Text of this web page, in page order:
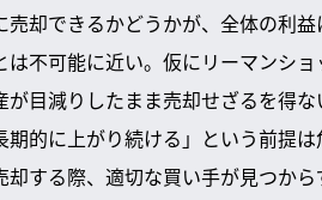
却できるかどうかが、全体の利益
不可能に近い。仮にリーマンシ
目減りしたまま売却せざるを得な
的に上がり続ける」という前提
する際、適切な買い手が見つか